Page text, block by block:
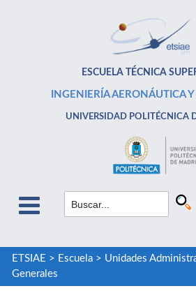
ESCUELA TÉCNICA
INGENIERÍA AERONÁUTICA
UNIVERSIDAD POLITÉCNICA
ETSIAE > Escuela> Unidades
Generales